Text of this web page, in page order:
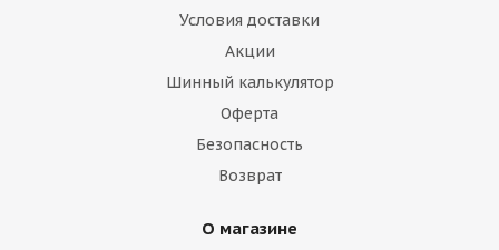
Условия доставки
Акции
Шинный калькулятор
Оферта
Безопасность
Возврат
О магазине